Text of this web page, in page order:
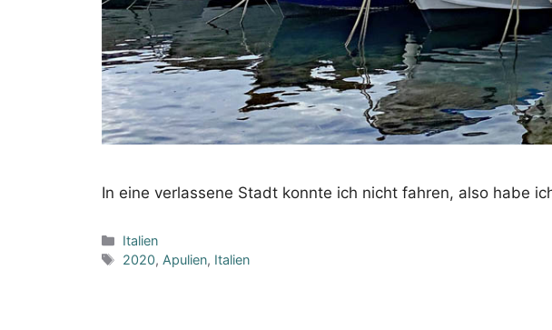
In eine verlassene Stadt konnte ich nicht fahren, also habe
Kategorien
Italien
Schlagwörter
2020, Apulien, Italien